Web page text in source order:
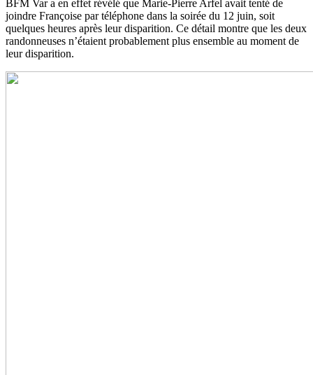
BFM Var a en effet révélé que Marie-Pierre Arfel avait tenté de
joindre Françoise par téléphone dans la soirée du 12 juin, soit
quelques heures après leur disparition. Ce détail montre que les deux
randonneuses n’étaient probablement plus ensemble au moment de
leur disparition.